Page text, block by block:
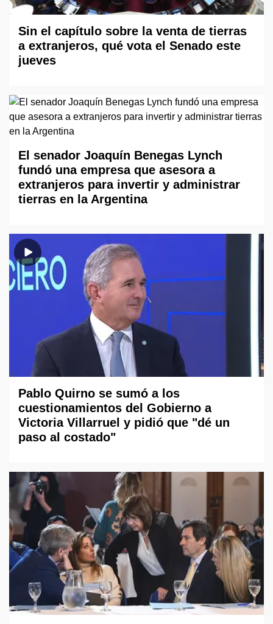
Sin el capítulo sobre la venta de tierras
a extranjeros, qué vota el Senado este
jueves
El senador Joaquín Benegas Lynch
fundó una empresa que asesora a
extranjeros para invertir y administrar
tierras en la Argentina
Pablo Quirno se sumó a los
cuestionamientos del Gobierno a
Victoria Villarruel y pidió que "dé un
paso al costado"